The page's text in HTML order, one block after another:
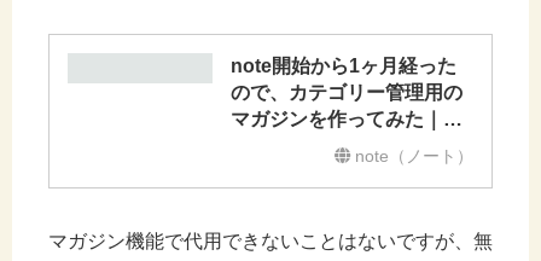
note開始から1ヶ月経った
ので、カテゴリー管理用の
マガジンを作ってみた｜ゆ
note（ノート）
マガジン機能で代用できないことはないですが、無